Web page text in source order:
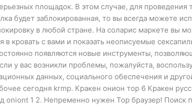
площадок. В этом случае, для
будет заблокированная, то вы всегда можете
в любой стране. На соларис маркете вы
в кровать с вами и показать неописуемые
появляются новые инструменты,
у вас возникли проблемы, пожалуйста,
данных, социального обеспечения и
сегодня krmp. Кракен онион тор 6 Кракен
oniont 1 2. Непременно нужен Тор браузер! Поиск